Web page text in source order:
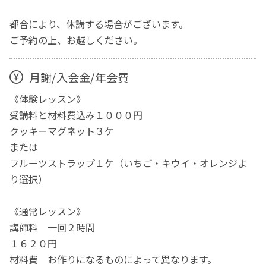
都合により、休講する場合がございます。
ご予約の上、お越しください。
月謝/入会金/年会費
《体験レッスン》
受講料と材料費込み１０００円
クッキーマグネット３ケ
または
フルーツストラップ１ケ（いちご・キウイ・オレンジよ
り選択）
《通常レッスン》
講師料 一回２時間
１６２０円
材料費 お作りになるものによって異なります。